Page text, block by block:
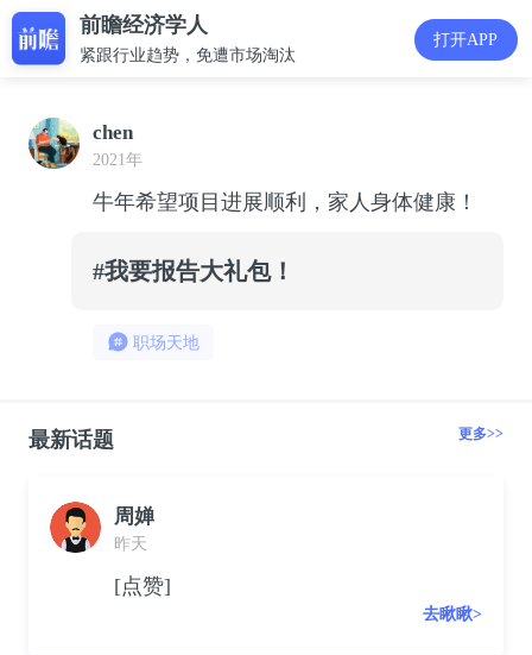
前瞻经济学人
紧跟行业趋势，免遭市场淘汰
打开APP
chen
2021年
牛年希望项目进展顺利，家人身体健康！
#我要报告大礼包！
职场天地
最新话题 更多>>
周婵
昨天
[点赞]
去瞅瞅>